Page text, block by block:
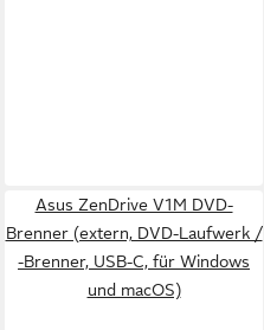
Asus ZenDrive V1M DVD-
Brenner (extern, DVD-Laufwerk /
-Brenner, USB-C, für Windows
und macOS)